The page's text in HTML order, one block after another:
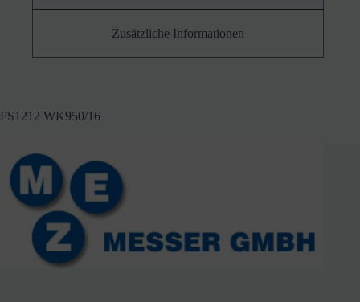
Zusätzliche Informationen
FS1212 WK950/16